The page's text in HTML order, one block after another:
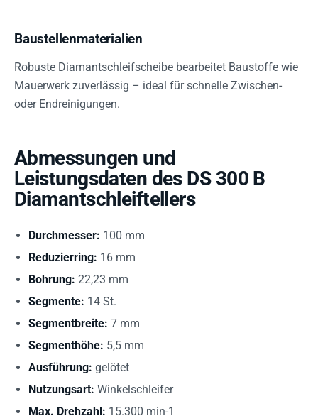
Baustellenmaterialien
Robuste Diamantschleifscheibe bearbeitet Baustoffe wie
Mauerwerk zuverlässig – ideal für schnelle Zwischen-
oder Endreinigungen.
Abmessungen und
Leistungsdaten des DS 300 B
Diamantschleiftellers
Durchmesser: 100 mm
Reduzierring: 16 mm
Bohrung: 22,23 mm
Segmente: 14 St.
Segmentbreite: 7 mm
Segmenthöhe: 5,5 mm
Ausführung: gelötet
Nutzungsart: Winkelschleifer
Max. Drehzahl: 15.300 min-1